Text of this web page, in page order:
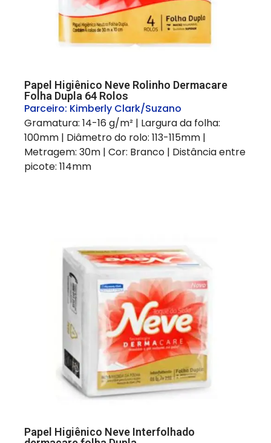
Papel Higiênico Neve Rolinho Dermacare
Folha Dupla 64 Rolos
Parceiro: Kimberly Clark/Suzano
Gramatura: 14-16 g/m² | Largura da folha:
100mm | Diâmetro do rolo: 113-115mm |
Metragem: 30m | Cor: Branco | Distância entre
picote: 114mm
Papel Higiênico Neve Interfolhado